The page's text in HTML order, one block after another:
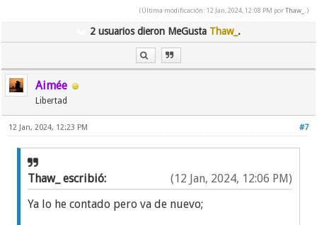
pasa lo del clima y ya me estaba molestando
porque ese aire acondicionado le acaban de dar
mantenimiento en Noviembre, pensé en irles a
reclamar en el transcurso de la semana.
Llegó el lunes 8 de Enero y una compañera de
trabajo tenía prendido el aire acondicionado así
que tomé el control remoto para acomodarle las
ventilas y que creen... ¡No me funcionó el control! O
sea!!!
Entonces allí dije: Definitivamente soy yo,
algo pasa entonces... Empecé a ponerle atención a
las teorías de mi novio.
(Última modificación: 12 Jan, 2024, 12:08 PM porThaw_ .)
2 usuarios dieron MeGusta Thaw_ .
Aimée
Libertad
#7
12 Jan, 2024, 12:23 PM
(12 Jan, 2024, 12:06 PM)
Thaw_ escribió:
Ya lo he contado pero va de nuevo;